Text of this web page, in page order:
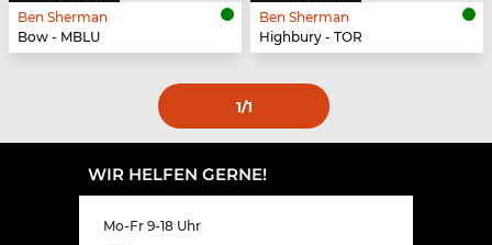
Ben Sherman
Bow - MBLU
Ben Sherman
Highbury - TOR
1/1
WIR HELFEN GERNE!
Mo-Fr 9-18 Uhr